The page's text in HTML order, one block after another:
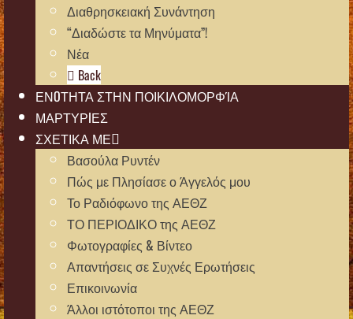
Διαθρησκειακή Συνάντηση
“Διαδώστε τα Μηνύματα”!
Νέα
Back
ΕΝOΤΗΤΑ ΣΤΗΝ ΠΟΙΚΙΛΟΜΟΡΦΊΑ
ΜΑΡΤΥΡIΕΣ
ΣΧΕΤΙΚΑ ΜΕ
Βασούλα Ρυντέν
Πώς με Πλησίασε ο Άγγελός μου
Το Ραδιόφωνο της ΑΕΘΖ
ΤΟ ΠΕΡΙΟΔΙΚΟ της ΑΕΘΖ
Φωτογραφίες & Βίντεο
Απαντήσεις σε Συχνές Ερωτήσεις
Επικοινωνία
Άλλοι ιστότοποι της ΑΕΘΖ